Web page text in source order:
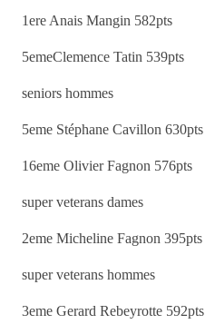
1ere Anais Mangin 582pts
5emeClemence Tatin 539pts
seniors hommes
5eme Stéphane Cavillon 630pts
16eme Olivier Fagnon 576pts
super veterans dames
2eme Micheline Fagnon 395pts
super veterans hommes
3eme Gerard Rebeyrotte 592pts